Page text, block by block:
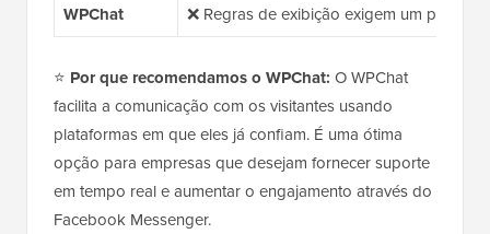
WPChat
❌ Regras de exibição exigem um plano
⭐ Por que recomendamos o WPChat: O WPChat
facilita a comunicação com os visitantes usando
plataformas em que eles já confiam. É uma ótima
opção para empresas que desejam fornecer suporte
em tempo real e aumentar o engajamento através do
Facebook Messenger.